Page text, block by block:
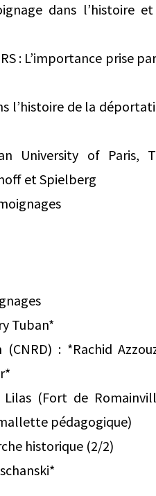
dans l’histoire
: L’importance prise
l’histoire de la
University of Paris,
et Spielberg
Tuban*
: *Rachid
(Fort de
pédagogique)
historique (2/2)